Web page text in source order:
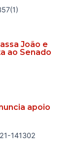
João e
ao Senado
apoio